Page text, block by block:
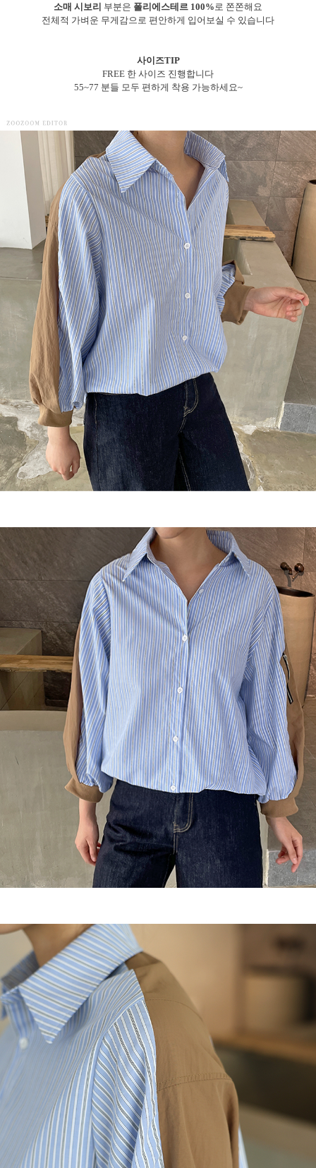
소매 시보리 부분은 폴리에스테르 100% 로 쫀쫀해요
전체적 가벼운 무게감으로 편안하게 입어보실 수 있습니다
사이즈TIP
FREE 한 사이즈 진행합니다
55~77 분들 모두 편하게 착용 가능하세요~